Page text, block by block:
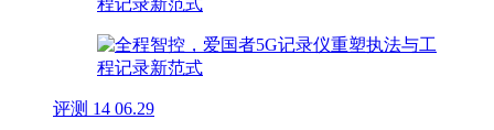
评测 14 06.29